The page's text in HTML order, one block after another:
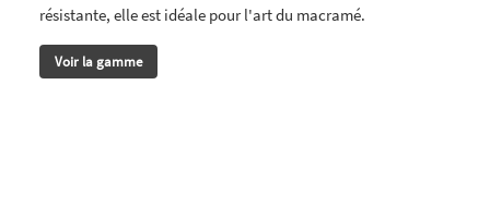
résistante, elle est idéale pour l'art du macramé.
Voir la gamme